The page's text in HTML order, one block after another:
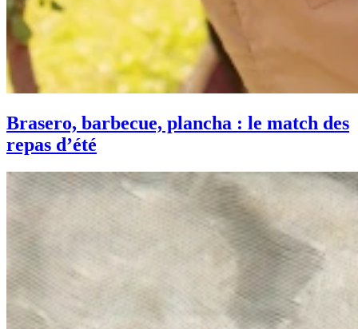
Brasero, barbecue, plancha : le match des
repas d’été